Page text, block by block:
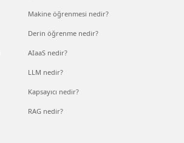
Makine öğrenmesi nedir?
Derin öğrenme nedir?
AIaaS nedir?
LLM nedir?
Kapsayıcı nedir?
RAG nedir?